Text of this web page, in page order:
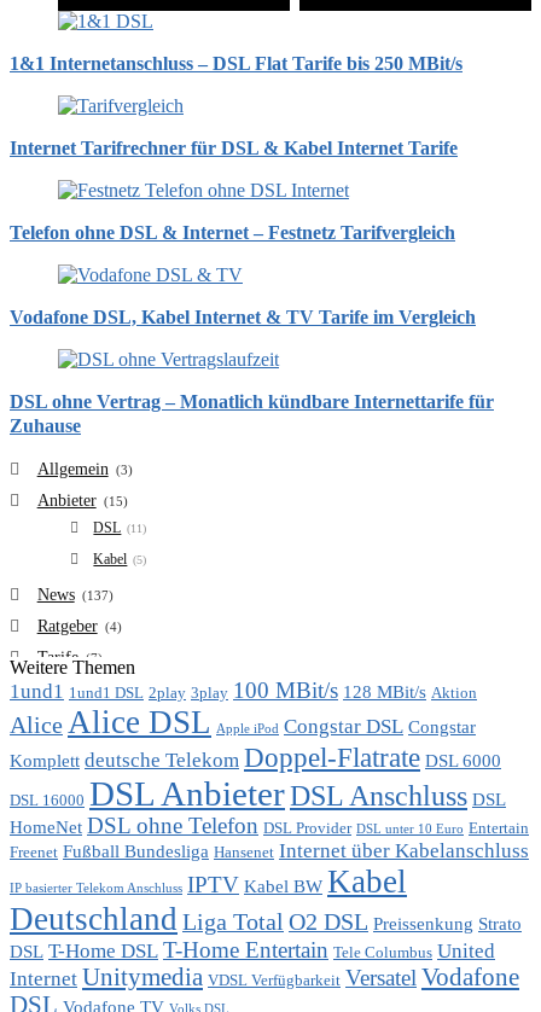
1&1 Internetanschluss – DSL Flat Tarife bis 250 MBit/s
Internet Tarifrechner für DSL & Kabel Internet Tarife
Telefon ohne DSL & Internet – Festnetz Tarifvergleich
Vodafone DSL, Kabel Internet & TV Tarife im Vergleich
DSL ohne Vertrag – Monatlich kündbare Internettarife für
Zuhause
Allgemein (3)
Anbieter (15)
DSL (11)
Kabel (5)
News (137)
Ratgeber (4)
Tarife (7)
VDSL (6)
Vergleich (7)
Weitere Themen
1und1 1und1 DSL 2play 3play 100 MBit/s 128 MBit/s Aktion
AliceAlice DSL Apple iPod Congstar DSL Congstar
Komplett deutsche Telekom Doppel-Flatrate DSL 6000
DSL 16000 DSL AnbieterDSL Anschluss DSL
HomeNet DSL ohne Telefon DSL Provider DSL unter 10 Euro Entertain
Freenet Fußball Bundesliga Hansenet Internet über Kabelanschluss
IP basierter Telekom Anschluss IPTV Kabel BW Kabel
Deutschland Liga Total O2 DSL Preissenkung Strato
DSL T-Home DSL T-Home Entertain Tele Columbus United
Internet Unitymedia VDSL Verfügbarkeit Versatel Vodafone
DSL Vodafone TV Volks DSL